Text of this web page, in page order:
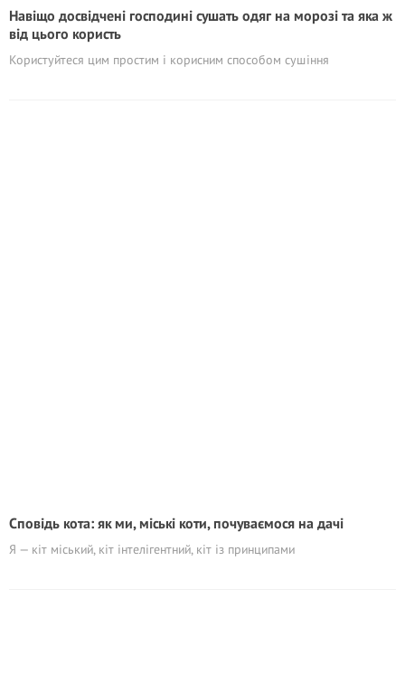
Навіщо досвідчені господині сушать одяг на морозі та яка ж
від цього користь
Користуйтеся цим простим і корисним способом сушіння
Сповідь кота: як ми, міські коти, почуваємося на дачі
Я — кіт міський, кіт інтелігентний, кіт із принципами